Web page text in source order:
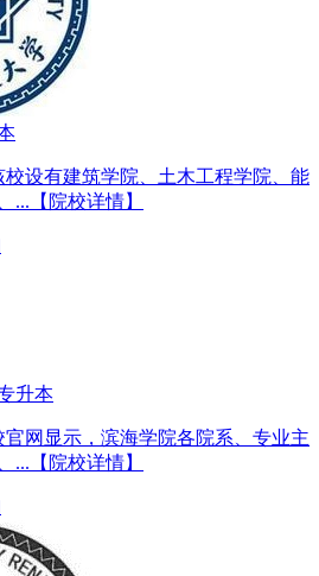
校设有建筑学院、土木工程学院、能
... 【院校详情】
升本
官网显示，滨海学院各院系、专业主
... 【院校详情】